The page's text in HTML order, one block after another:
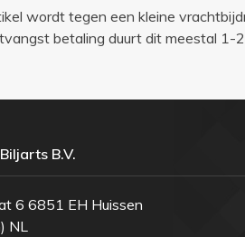
wordt tegen een kleine
betaling duurt dit meestal 1-
B.V.
6 6851 EH Huissen
NL